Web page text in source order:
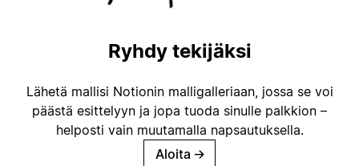
Ryhdy tekijäksi
Lähetä mallisi Notionin malligalleriaan, jossa se voi
päästä esittelyyn ja jopa tuoda sinulle palkkion –
helposti vain muutamalla napsautuksella.
Aloita →